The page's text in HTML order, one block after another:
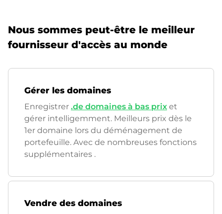
Nous sommes peut-être le meilleur
fournisseur d'accès au monde
Gérer les domaines
Enregistrer .de domaines à bas prix et
gérer intelligemment. Meilleurs prix dès le
1er domaine lors du déménagement de
portefeuille. Avec de nombreuses fonctions
supplémentaires .
Vendre des domaines